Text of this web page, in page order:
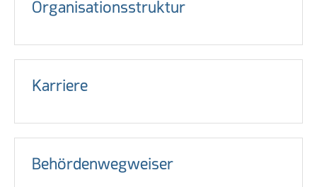
Organisationsstruktur
Karriere
Behördenwegweiser